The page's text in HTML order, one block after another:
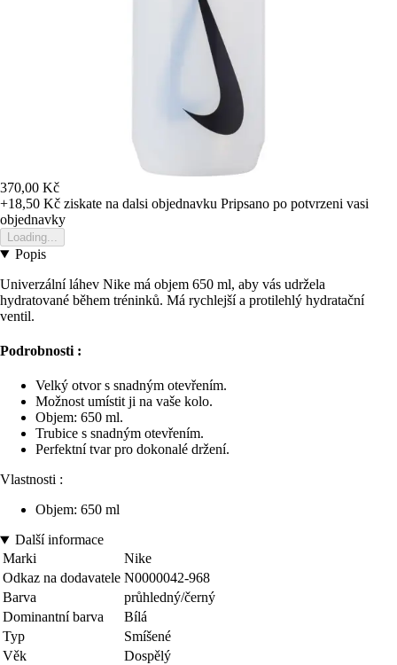
370,00 Kč
+18,50 Kč ziskate na dalsi objednavku Pripsano po potvrzeni vasi
objednavky
Loading...
Popis
Univerzální láhev Nike má objem 650 ml, aby vás udržela
hydratované během tréninků. Má rychlejší a protilehlý hydratační
ventil.
Podrobnosti :
Velký otvor s snadným otevřením.
Možnost umístit ji na vaše kolo.
Objem: 650 ml.
Trubice s snadným otevřením.
Perfektní tvar pro dokonalé držení.
Vlastnosti :
Objem: 650 ml
Další informace
Marki
Nike
Odkaz na dodavatele N0000042-968
Barva
průhledný/černý
Dominantní barva
Bílá
Typ
Smíšené
Věk
Dospělý